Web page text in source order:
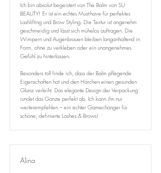
Ich bin absolut begeistert von The Balm von SU
BEAUTY! Er ist ein echtes Must-have für perfektes
Lashlifting und Brow Styling. Die Textur ist angenehm
geschmeidig und lässt sich mühelos auftragen. Die
Wimpern und Augenbrauen bleiben langanhaltend in
Form, ohne zu verkleben oder ein unangenehmes
Gefühl zu hinterlassen.
Besonders toll finde ich, dass der Balm pflegende
Eigenschaften hat und den Härchen einen gesunden
Glanz verleiht. Das elegante Design der Verpackung
rundet das Ganze perfekt ab. Ich kann ihn nur
weiterempfehlen – ein echter Gamechanger für
schöne, definierte Lashes & Brows!
Alina